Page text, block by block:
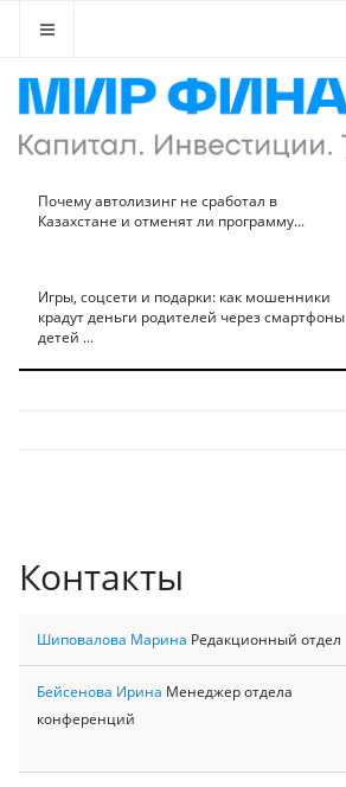
Почему автолизинг не сработал в
Казахстане и отменят ли программу...
Игры, соцсети и подарки: как мошенники
крадут деньги родителей через смартфоны
детей ...
Контакты
Шиповалова Марина Редакционный отдел
Бейсенова Ирина Менеджер отдела
конференций